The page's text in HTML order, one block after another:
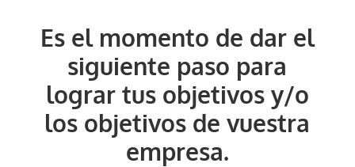
Es el momento de dar el
siguiente paso para
lograr tus objetivos y/o
los objetivos de vuestra
empresa.